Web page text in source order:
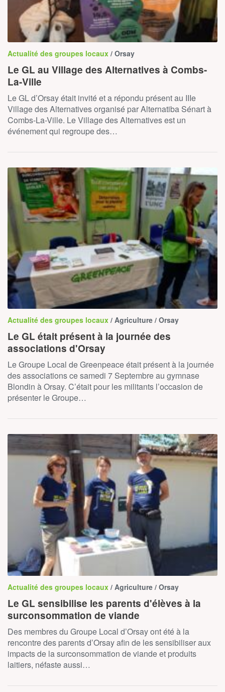
Actualité des groupes locaux / Orsay
Le GL au Village des Alternatives à Combs-
La-Ville
Le GL d’Orsay était invité et a répondu présent au IIIe
Village des Alternatives organisé par Alternatiba Sénart à
Combs-La-Ville. Le Village des Alternatives est un
événement qui regroupe des…
Actualité des groupes locaux / Agriculture / Orsay
Le GL était présent à la journée des
associations d'Orsay
Le Groupe Local de Greenpeace était présent à la journée
des associations ce samedi 7 Septembre au gymnase
Blondin à Orsay. C’était pour les militants l’occasion de
présenter le Groupe…
Actualité des groupes locaux / Agriculture / Orsay
Le GL sensibilise les parents d'élèves à la
surconsommation de viande
Des membres du Groupe Local d’Orsay ont été à la
rencontre des parents d’Orsay afin de les sensibiliser aux
impacts de la surconsommation de viande et produits
laitiers, néfaste aussi…